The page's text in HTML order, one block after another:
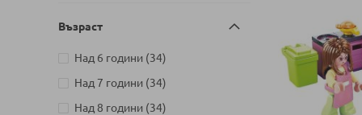
Възраст
Над 6 години 34
артикули
Над 7 години 34
артикули
Над 8 години 34
артикули